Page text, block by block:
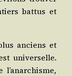
bat­tus et
anciens et
uni­ver­selle.